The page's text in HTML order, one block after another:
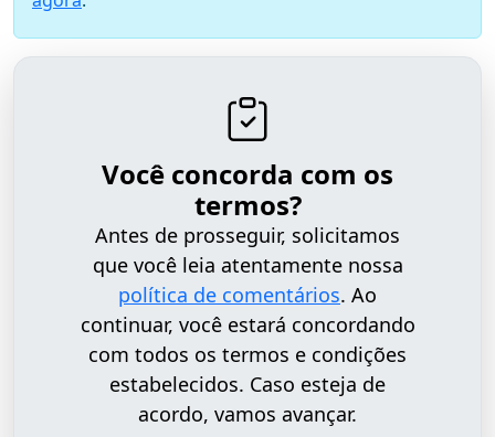
Você concorda com os
termos?
Antes de prosseguir, solicitamos
que você leia atentamente nossa
política de comentários. Ao
continuar, você estará concordando
com todos os termos e condições
estabelecidos. Caso esteja de
acordo, vamos avançar.